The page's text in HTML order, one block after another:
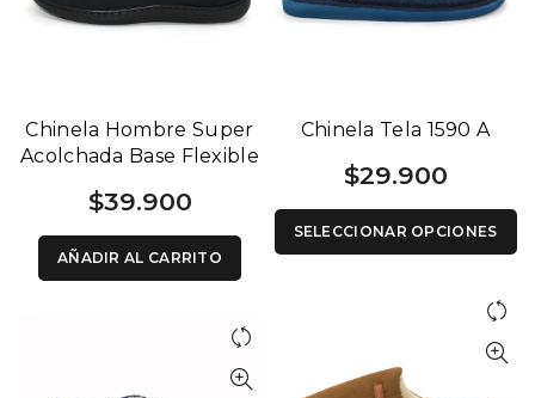
Chinela Hombre Super
Acolchada Base Flexible
$39.900
AÑADIR AL CARRITO
Chinela Tela 1590 A
$29.900
SELECCIONAR OPCIONES